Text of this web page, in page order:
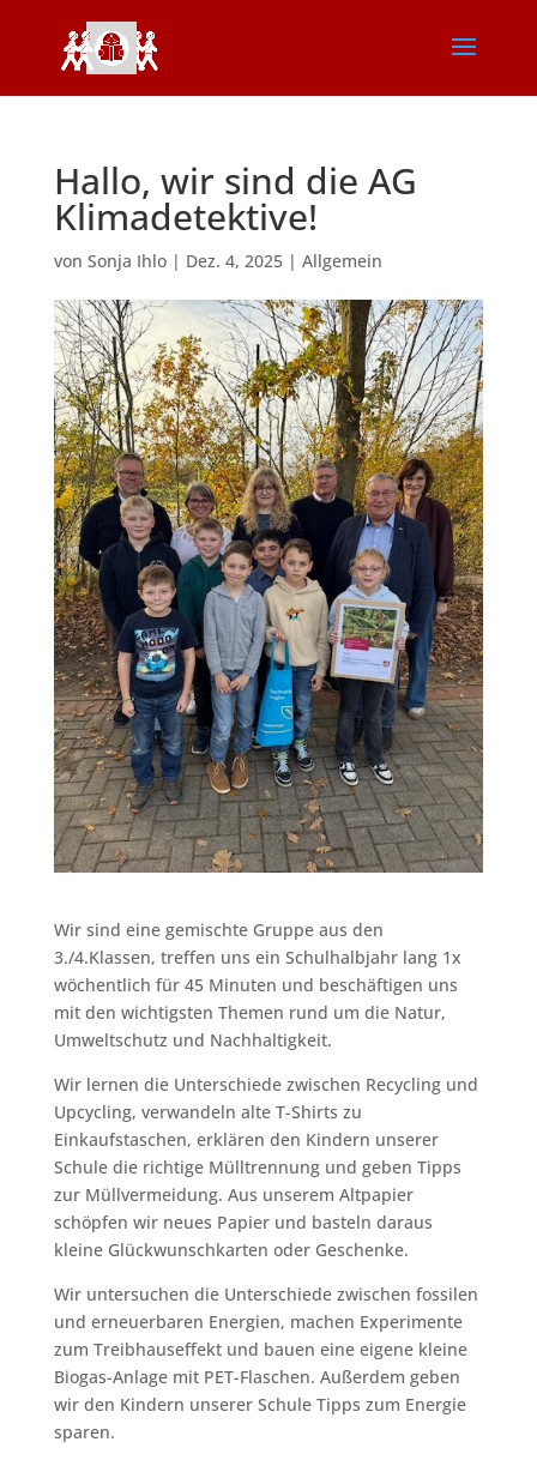
Hallo, wir sind die AG
Klimadetektive!
von Sonja Ihlo| Dez. 4, 2025| Allgemein
Wir sind eine gemischte Gruppe aus den
3./4.Klassen, treffen uns ein Schulhalbjahr lang 1x
wöchentlich für 45 Minuten und beschäftigen uns
mit den wichtigsten Themen rund um die Natur,
Umweltschutz und Nachhaltigkeit.
Wir lernen die Unterschiede zwischen Recycling und
Upcycling, verwandeln alte T-Shirts zu
Einkaufstaschen, erklären den Kindern unserer
Schule die richtige Mülltrennung und geben Tipps
zur Müllvermeidung. Aus unserem Altpapier
schöpfen wir neues Papier und basteln daraus
kleine Glückwunschkarten oder Geschenke.
Wir untersuchen die Unterschiede zwischen fossilen
und erneuerbaren Energien, machen Experimente
zum Treibhauseffekt und bauen eine eigene kleine
Biogas-Anlage mit PET-Flaschen. Außerdem geben
wir den Kindern unserer Schule Tipps zum Energie
sparen.